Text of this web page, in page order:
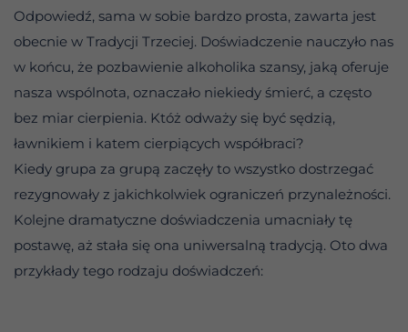
Odpowiedź, sama w sobie bardzo prosta, zawarta jest
obecnie w Tradycji Trzeciej. Doświadczenie nauczyło nas
w końcu, że pozbawienie alkoholika szansy, jaką oferuje
nasza wspólnota, oznaczało niekiedy śmierć, a często
bez miar cierpienia. Któż odważy się być sędzią,
ławnikiem i katem cierpiących współbraci?
Kiedy grupa za grupą zaczęły to wszystko dostrzegać
rezygnowały z jakichkolwiek ograniczeń przynależności.
Kolejne dramatyczne doświadczenia umacniały tę
postawę, aż stała się ona uniwersalną tradycją. Oto dwa
przykłady tego rodzaju doświadczeń: